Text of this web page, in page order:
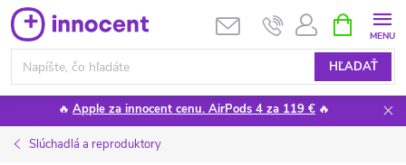
Prejsť
na
obsah
HĽADAŤ
KOŠÍK
🔥 Apple za innocent cenu. AirPods 4 za 119 € 🔥
Slúchadlá a reproduktory